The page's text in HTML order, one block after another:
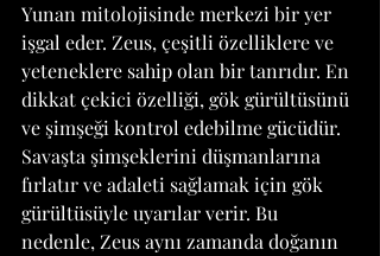
Yunan mitolojisinde merkezi bir yer
işgal eder. Zeus, çeşitli özelliklere ve
yeteneklere sahip olan bir tanrıdır. En
dikkat çekici özelliği, gök gürültüsünü
ve şimşeği kontrol edebilme gücüdür.
Savaşta şimşeklerini düşmanlarına
fırlatır ve adaleti sağlamak için gök
gürültüsüyle uyarılar verir. Bu
nedenle, Zeus aynı zamanda doğanın